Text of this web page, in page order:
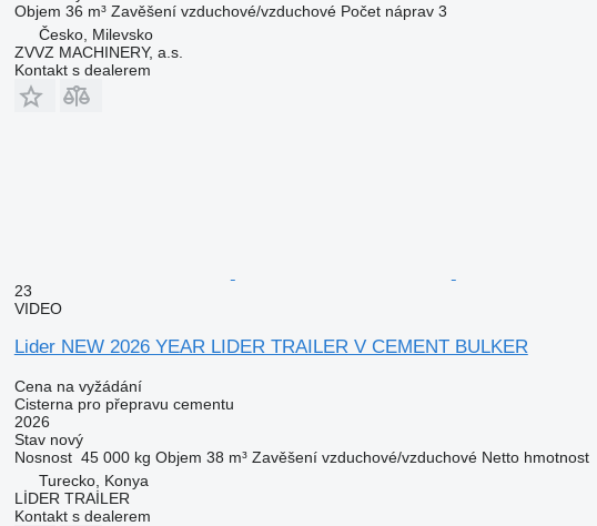
Objem 36 m³ Zavěšení vzduchové/vzduchové Počet náprav 3
Česko, Milevsko
ZVVZ MACHINERY, a.s.
Kontakt s dealerem
23
VIDEO
Lider NEW 2026 YEAR LIDER TRAILER V CEMENT BULKER
Cena na vyžádání
Cisterna pro přepravu cementu
2026
Stavnový
Nosnost 45 000 kg Objem 38 m³ Zavěšení vzduchové/vzduchové Netto hmotnost
Turecko, Konya
LİDER TRAİLER
Kontakt s dealerem